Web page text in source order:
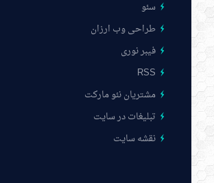
سئو
طراحی وب ارزان
فیبر نوری
RSS
مشتریان نئو مارکت
تبلیغات در سایت
نقشه سایت